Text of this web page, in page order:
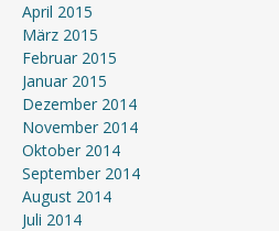
April 2015
März 2015
Februar 2015
Januar 2015
Dezember 2014
November 2014
Oktober 2014
September 2014
August 2014
Juli 2014